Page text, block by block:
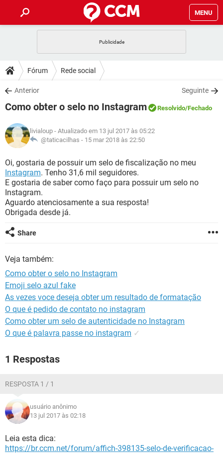
MENU
CELULAR
OUTLOOK
INSTAGRAM GMAIL
GUIA DE COMPRAS
DICAS
JOGOS
INSTAGRAM GMAIL
GUIA DE COMPRAS
DOWNLOADS
JOGOS WHATSAPP
CELULAR
OUTLOOK EXCEL
INSTAGRAM GMAIL
GUIA DE COMPRAS
JOGOS WHATSAPP
CELULAR
OUTLOOK EXCEL
INSTAGRAM GMAIL
GUIA DE COMPRAS
GLOSSÁRIO
JOGOS WHATSAPP
CELULAR FACEBOOK
OUTLOOK
INSTAGRAM GMAIL
GUIA DE COMPRAS
Fórum Rede social
Anterior Seguinte
Como obter o selo no Instagram Resolvido/Fechado
livialoup - Atualizado em 13 jul 2017 às 05:22
@taticacilhas - 15 mar 2018 às 22:50
Oi, gostaria de possuir um selo de fiscalização no meu
Instagram. Tenho 31,6 mil seguidores.
E gostaria de saber como faço para possuir um selo no
Instagram.
Aguardo atenciosamente a sua resposta!
Obrigada desde já.
Share
Veja também:
Como obter o selo no Instagram
Emoji selo azul fake
As vezes voce deseja obter um resultado de formatação
O que é pedido de contato no instagram
Como obter um selo de autenticidade no Instagram
O que é palavra passe no instagram ✓
1 Respostas
RESPOSTA 1 / 1
usuário anônimo
13 jul 2017 às 02:18
Leia esta dica:
https://br.ccm.net/forum/affich-398135-selo-de-verificacao-